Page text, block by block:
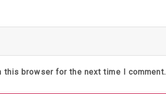
this browser for the next time I comment.